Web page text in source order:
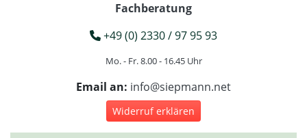
Fachberatung
+49 (0) 2330 / 97 95 93
Mo. - Fr. 8.00 - 16.45 Uhr
Email an: info@siepmann.net
Widerruf erklären